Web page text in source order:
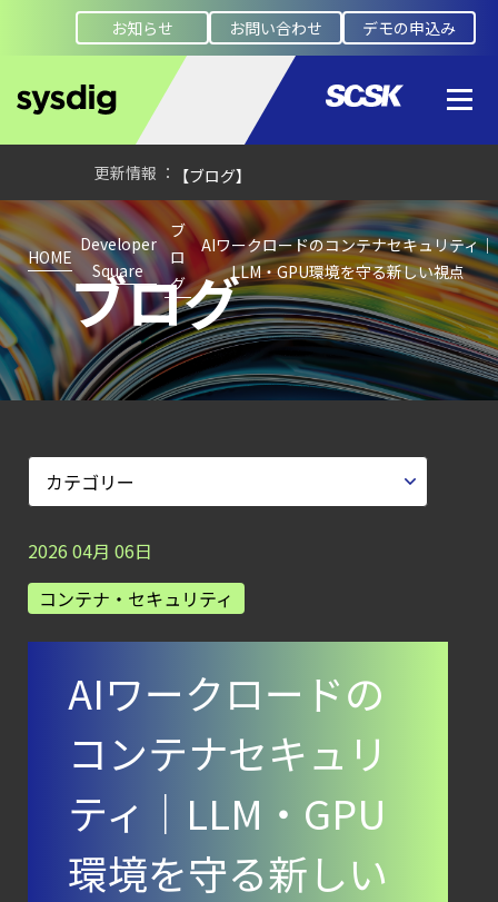
お知らせ お問い合わせ デモの申込み
【ブログ】AI が
2026
年に脅威の状況を根本から変えた
4 つの側面
【ブログ】
CSPMとは？
クラウド構成ミスを未然に防ぐSecurity
Posture
Managementの全体像
【ブログ】
セキュリティ運用の効率化を実現するSysdig
GPU環境を守る新しい視点
【ブログ】
コンテナの統合セキュリティ強化
第4回： Sysdig・
JP1・
【ブログ】CISO
ブログ
HOME
Developer
Square
ブ
ロ
グ
AIワークロードのコンテナセキュリティ｜
LLM・GPU環境を守る新しい視点
2026 04月 06日
コンテナ・セキュリティ
AIワークロードの
コンテナセキュリ
ティ｜LLM・GPU
環境を守る新しい